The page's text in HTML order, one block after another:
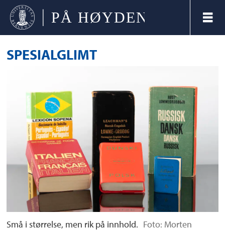
SPESIALGLIMT
Små i størrelse, men rik på innhold. Foto: Morten